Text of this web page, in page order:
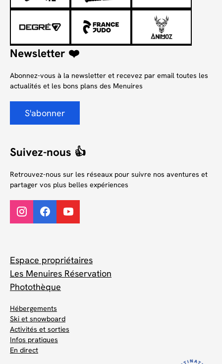
Newsletter ❤️
Abonnez-vous à la newsletter et recevez par email toutes les
actualités et les bons plans des Menuires
S'abonner
Suivez-nous 👍
Retrouvez-nous sur les réseaux pour suivre nos aventures et
partager vos plus belles expériences
Espace propriétaires
Les Menuires Réservation
Photothèque
Hébergements
Ski et snowboard
Activités et sorties
Infos pratiques
En direct